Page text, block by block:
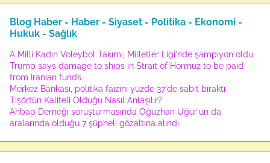
Blog Haber - Haber - Siyaset - Politika - Ekonomi -
Hukuk - Sağlık
A Milli Kadın Voleybol Takımı, Milletler Ligi'nde şampiyon oldu
Trump says damage to ships in Strait of Hormuz to be paid
from Iranian funds
Merkez Bankası, politika faizini yüzde 37'de sabit bıraktı
Tişörtün Kaliteli Olduğu Nasıl Anlaşılır?
Ahbap Derneği soruşturmasında Oğuzhan Uğur'un da
aralarında olduğu 7 şüpheli gözaltına alındı